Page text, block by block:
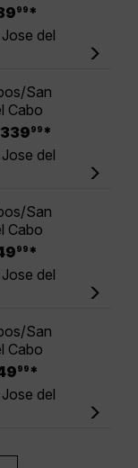
99 *
del
San
Cabo
99 *
del
San
Cabo
99 *
del
San
Cabo
99 *
del